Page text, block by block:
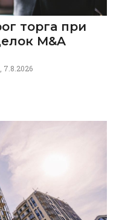
торга при
M&A
7.8.2026